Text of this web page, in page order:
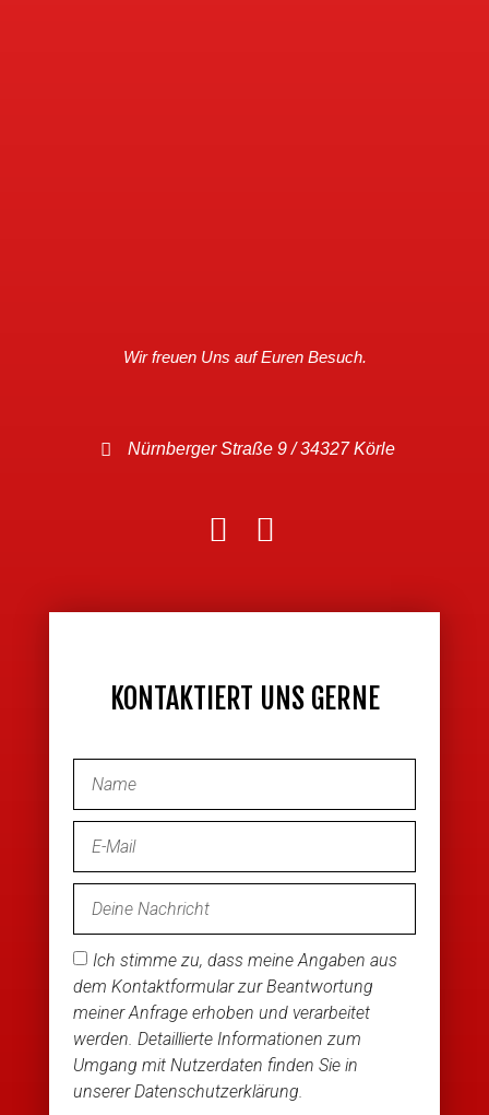
Wir freuen Uns auf Euren Besuch.
Nürnberger Straße 9 / 34327 Körle
KONTAKTIERT UNS GERNE
Ich stimme zu, dass meine Angaben aus
dem Kontaktformular zur Beantwortung
meiner Anfrage erhoben und verarbeitet
werden. Detaillierte Informationen zum
Umgang mit Nutzerdaten finden Sie in
unserer Datenschutzerklärung.